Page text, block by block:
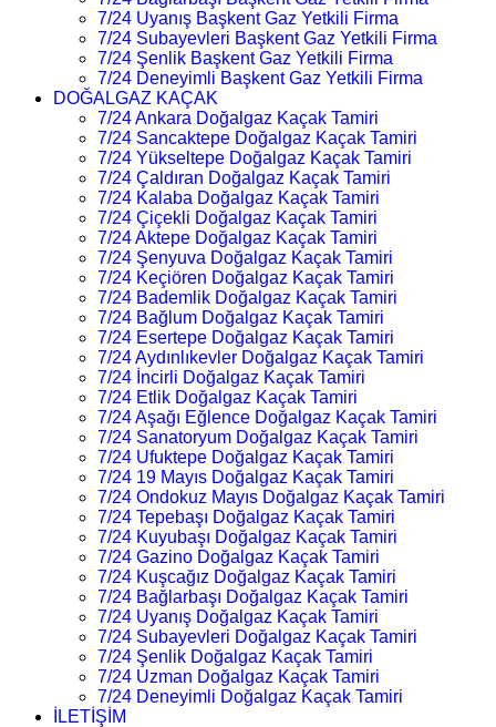
7/24 Uyanış Başkent Gaz Yetkili Firma
7/24 Subayevleri Başkent Gaz Yetkili Firma
7/24 Şenlik Başkent Gaz Yetkili Firma
7/24 Deneyimli Başkent Gaz Yetkili Firma
DOĞALGAZ KAÇAK
7/24 Ankara Doğalgaz Kaçak Tamiri
7/24 Sancaktepe Doğalgaz Kaçak Tamiri
7/24 Yükseltepe Doğalgaz Kaçak Tamiri
7/24 Çaldıran Doğalgaz Kaçak Tamiri
7/24 Kalaba Doğalgaz Kaçak Tamiri
7/24 Çiçekli Doğalgaz Kaçak Tamiri
7/24 Aktepe Doğalgaz Kaçak Tamiri
7/24 Şenyuva Doğalgaz Kaçak Tamiri
7/24 Keçiören Doğalgaz Kaçak Tamiri
7/24 Bademlik Doğalgaz Kaçak Tamiri
7/24 Bağlum Doğalgaz Kaçak Tamiri
7/24 Esertepe Doğalgaz Kaçak Tamiri
7/24 Aydınlıkevler Doğalgaz Kaçak Tamiri
7/24 İncirli Doğalgaz Kaçak Tamiri
7/24 Etlik Doğalgaz Kaçak Tamiri
7/24 Aşağı Eğlence Doğalgaz Kaçak Tamiri
7/24 Sanatoryum Doğalgaz Kaçak Tamiri
7/24 Ufuktepe Doğalgaz Kaçak Tamiri
7/24 19 Mayıs Doğalgaz Kaçak Tamiri
7/24 Ondokuz Mayıs Doğalgaz Kaçak Tamiri
7/24 Tepebaşı Doğalgaz Kaçak Tamiri
7/24 Kuyubaşı Doğalgaz Kaçak Tamiri
7/24 Gazino Doğalgaz Kaçak Tamiri
7/24 Kuşcağız Doğalgaz Kaçak Tamiri
7/24 Bağlarbaşı Doğalgaz Kaçak Tamiri
7/24 Uyanış Doğalgaz Kaçak Tamiri
7/24 Subayevleri Doğalgaz Kaçak Tamiri
7/24 Şenlik Doğalgaz Kaçak Tamiri
7/24 Uzman Doğalgaz Kaçak Tamiri
7/24 Deneyimli Doğalgaz Kaçak Tamiri
İLETİŞİM